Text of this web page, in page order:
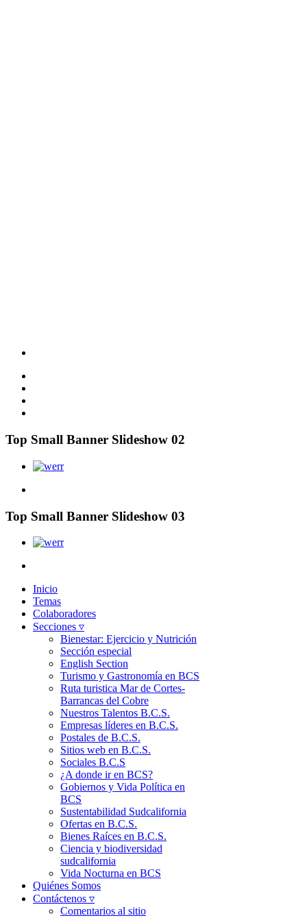
Top Small Banner Slideshow 02
Top Small Banner Slideshow 03
Inicio
Temas
Colaboradores
Secciones ▿
Bienestar: Ejercicio y Nutrición
Sección especial
English Section
Turismo y Gastronomía en BCS
Ruta turistica Mar de Cortes-
Barrancas del Cobre
Nuestros Talentos B.C.S.
Empresas líderes en B.C.S.
Postales de B.C.S.
Sitios web en B.C.S.
Sociales B.C.S
¿A donde ir en BCS?
Gobiernos y Vida Política en
BCS
Sustentabilidad Sudcalifornia
Ofertas en B.C.S.
Bienes Raíces en B.C.S.
Ciencia y biodiversidad
sudcalifornia
Vida Nocturna en BCS
Quiénes Somos
Contáctenos ▿
Comentarios al sitio